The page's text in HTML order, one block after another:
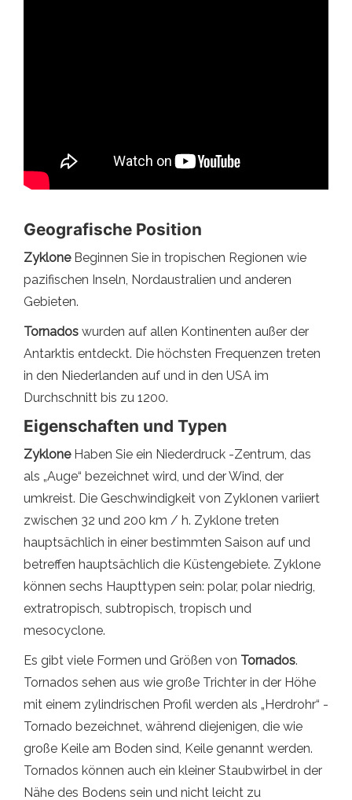
Geografische Position
ZykloneBeginnen Sie in tropischen Regionen wie
pazifischen Inseln, Nordaustralien und anderen
Gebieten.
Tornados wurden auf allen Kontinenten außer der
Antarktis entdeckt. Die höchsten Frequenzen treten
in den Niederlanden auf und in den USA im
Durchschnitt bis zu 1200.
Eigenschaften und Typen
ZykloneHaben Sie ein Niederdruck -Zentrum, das
als „Auge“ bezeichnet wird, und der Wind, der
umkreist. Die Geschwindigkeit von Zyklonen variiert
zwischen 32 und 200 km / h. Zyklone treten
hauptsächlich in einer bestimmten Saison auf und
betreffen hauptsächlich die Küstengebiete. Zyklone
können sechs Haupttypen sein: polar, polar niedrig,
extratropisch, subtropisch, tropisch und
mesocyclone.
Es gibt viele Formen und Größen von Tornados.
Tornados sehen aus wie große Trichter in der Höhe
mit einem zylindrischen Profil werden als „Herdrohr“ -
Tornado bezeichnet, während diejenigen, die wie
große Keile am Boden sind, Keile genannt werden.
Tornados können auch ein kleiner Staubwirbel in der
Nähe des Bodens sein und nicht leicht zu